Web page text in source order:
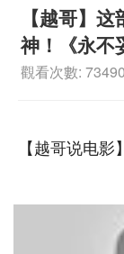
【越哥】
神！《永不
觀看次數:
【越哥说电影】